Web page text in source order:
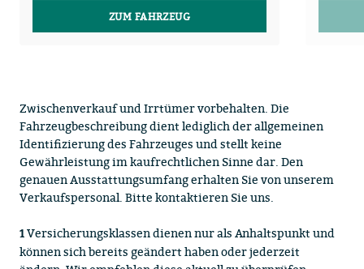
ZUM FAHRZEUG
Zwischenverkauf und Irrtümer vorbehalten. Die
Fahrzeugbeschreibung dient lediglich der allgemeinen
Identifizierung des Fahrzeuges und stellt keine
Gewährleistung im kaufrechtlichen Sinne dar. Den
genauen Ausstattungsumfang erhalten Sie von unserem
Verkaufspersonal. Bitte kontaktieren Sie uns.
1Versicherungsklassen dienen nur als Anhaltspunkt und
können sich bereits geändert haben oder jederzeit